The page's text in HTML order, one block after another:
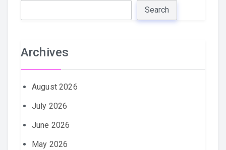
Search
Archives
August 2026
July 2026
June 2026
May 2026